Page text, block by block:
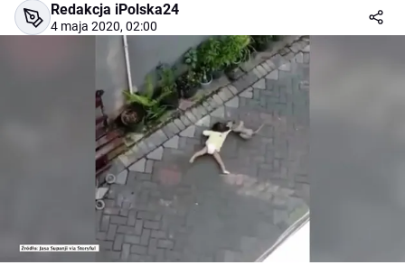
Redakcja iPolska24
4 maja 2020, 02:00